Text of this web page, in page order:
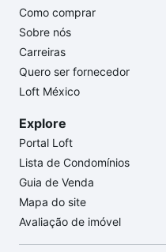
Como comprar
Sobre nós
Carreiras
Quero ser fornecedor
Loft México
Explore
Portal Loft
Lista de Condomínios
Guia de Venda
Mapa do site
Avaliação de imóvel